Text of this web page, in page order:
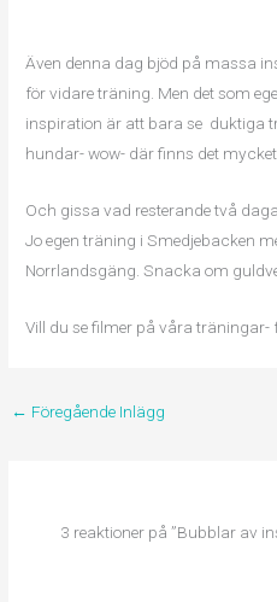
Även denna dag bjöd på massa
för vidare träning. Men det som
inspiration är att bara se duktiga
hundar- wow- där finns det
Och gissa vad resterande två
Jo egen träning i Smedjebacken
Norrlandsgäng. Snacka om
Vill du se filmer på våra träningar-
← Föregående Inlägg
3 reaktioner på ”Bubblar av